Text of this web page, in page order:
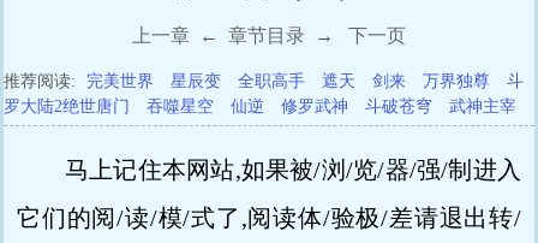
上一章 ← 章节目录 → 下一页
推荐阅读: 完美世界 星辰变 全职高手 遮天 剑来 万界独尊
斗
罗大陆2绝世唐门
吞噬星空 仙逆 修罗武神 斗破苍穹 武神主宰
马上记住本网站,如果被/浏/览/器/强/制进入
它们的阅/读/模/式了,阅读体/验极/差请退出转/